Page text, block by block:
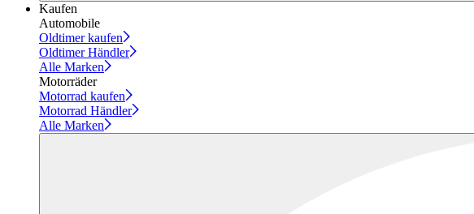
Kaufen
Automobile
Oldtimer kaufen
Oldtimer Händler
Alle Marken
Motorräder
Motorrad kaufen
Motorrad Händler
Alle Marken